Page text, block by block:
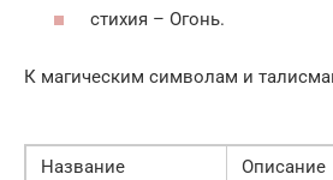
стихия – Огонь.
К магическим символам и
Название
Описание